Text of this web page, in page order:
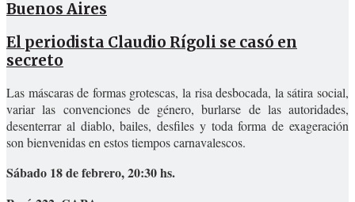
Buenos Aires
El periodista Claudio Rígoli se casó en
secreto
Las máscaras de formas grotescas, la risa desbocada, la sátira social,
variar las convenciones de género, burlarse de las autoridades,
desenterrar al diablo, bailes, desfiles y toda forma de exageración
son bienvenidas en estos tiempos carnavalescos.
Sábado 18 de febrero, 20:30 hs.